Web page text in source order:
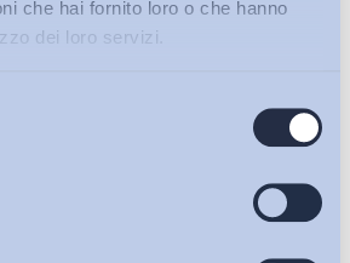
che hai fornito loro o che hanno
dei loro servizi.